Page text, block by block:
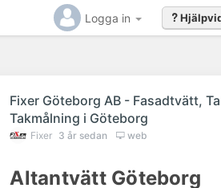
Logga in
pågående
Fixer Göteborg AB - Fasadtvätt,
Takmålning i Göteborg
Fixer 3 år sedan web
Altantvätt Göteborg